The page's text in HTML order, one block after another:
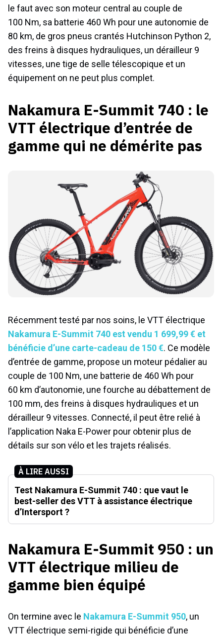
le faut avec son moteur central au couple de
100 Nm, sa batterie 460 Wh pour une autonomie de
80 km, de gros pneus crantés Hutchinson Python 2,
des freins à disques hydrauliques, un dérailleur 9
vitesses, une tige de selle télescopique et un
équipement on ne peut plus complet.
Nakamura E-Summit 740 : le
VTT électrique d’entrée de
gamme qui ne démérite pas
Récemment testé par nos soins, le VTT électrique
Nakamura E-Summit 740 est vendu 1 699,99 € et
bénéficie d’une carte-cadeau de 150 €. Ce modèle
d’entrée de gamme, propose un moteur pédalier au
couple de 100 Nm, une batterie de 460 Wh pour
60 km d’autonomie, une fourche au débattement de
100 mm, des freins à disques hydrauliques et un
dérailleur 9 vitesses. Connecté, il peut être relié à
l’application Naka E-Power pour obtenir plus de
détails sur son vélo et les trajets réalisés.
À LIRE AUSSI
Test Nakamura E-Summit 740 : que vaut le
best-seller des VTT à assistance électrique
d’Intersport ?
Nakamura E-Summit 950 : un
VTT électrique milieu de
gamme bien équipé
On termine avec le Nakamura E-Summit 950, un
VTT électrique semi-rigide qui bénéficie d’une